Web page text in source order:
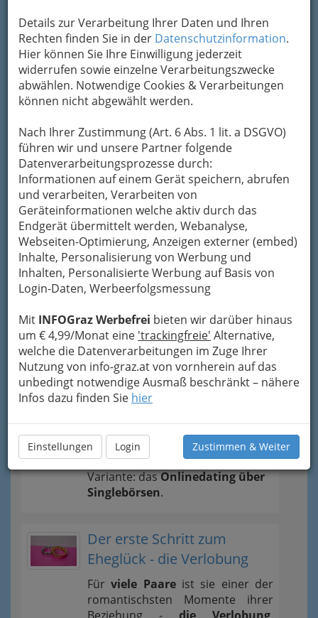
Details zur Verarbeitung Ihrer Daten und Ihren
Rechten finden Sie in der Datenschutzinformation.
Hier können Sie Ihre Einwilligung jederzeit
widerrufen sowie einzelne Verarbeitungszwecke
abwählen. Notwendige Cookies & Verarbeitungen
können nicht abgewählt werden.
Nach Ihrer Zustimmung (Art. 6 Abs. 1 lit. a DSGVO)
führen wir und unsere Partner folgende
Datenverarbeitungsprozesse durch:
Informationen auf einem Gerät speichern, abrufen
und verarbeiten, Verarbeiten von
Geräteinformationen welche aktiv durch das
Endgerät übermittelt werden, Webanalyse,
Webseiten-Optimierung, Anzeigen externer (embed)
Inhalte, Personalisierung von Werbung und
Inhalten, Personalisierte Werbung auf Basis von
Login-Daten, Werbeerfolgsmessung
Mit INFOGraz Werbefrei bieten wir darüber hinaus
um € 4,99/Monat eine 'trackingfreie' Alternative,
welche die Datenverarbeitungen im Zuge Ihrer
Nutzung von info-graz.at von vornherein auf das
unbedingt notwendige Ausmaß beschränkt – nähere
Infos dazu finden Sie hier
Einstellungen Login Zustimmen & Weiter
Tipps
News und Wissenswertes
Singlebörsen vergleichen
und testen - anonym und
ohne Kosten
mehr Damen und Herren jeden
Alters für die einfache, bequeme
Variante: dasOnlinedating über
Singlebörsen.
Der erste Schritt zum
Eheglück - die Verlobung
Fürviele Paareist sie einer der
romantischsten Momente ihrer